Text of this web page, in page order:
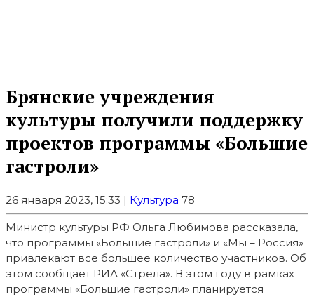
Брянские учреждения
культуры получили поддержку
проектов программы «Большие
гастроли»
26 января 2023, 15:33 | Культура 78
Министр культуры РФ Ольга Любимова рассказала,
что программы «Большие гастроли» и «Мы – Россия»
привлекают все большее количество участников. Об
этом сообщает РИА «Стрела». В этом году в рамках
программы «Большие гастроли» планируется